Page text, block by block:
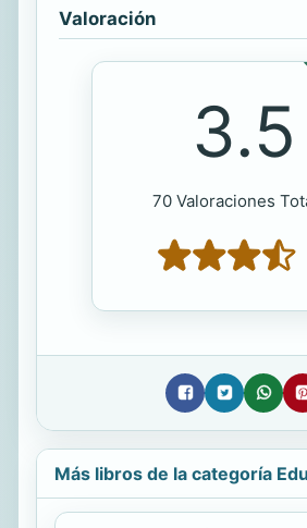
Valoración
3.5
70 Valoraciones
Más libros de la categoría